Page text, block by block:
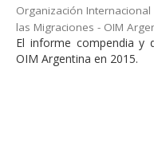
Organización
las Migraciones - OIM
El informe compendia y
OIM Argentina en 2015.